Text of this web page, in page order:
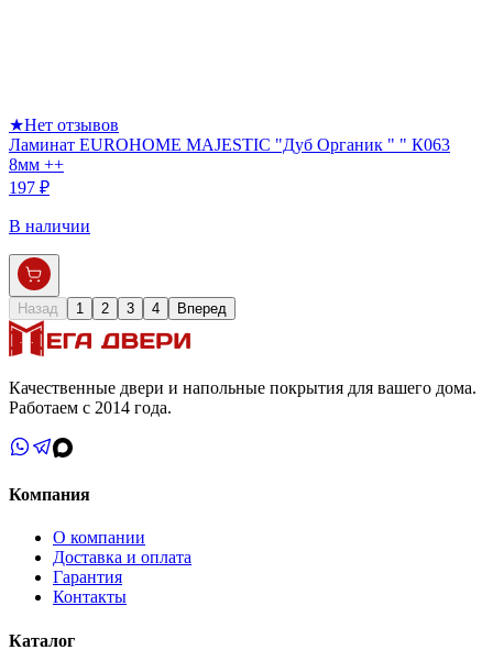
★Нет отзывов
Ламинат EUROHOME MAJESTIC "Дуб Органик " " К063
8мм ++
197 ₽
В наличии
Назад 1 2 3 4 Вперед
Качественные двери и напольные покрытия для вашего дома.
Работаем с 2014 года.
Компания
О компании
Доставка и оплата
Гарантия
Контакты
Каталог